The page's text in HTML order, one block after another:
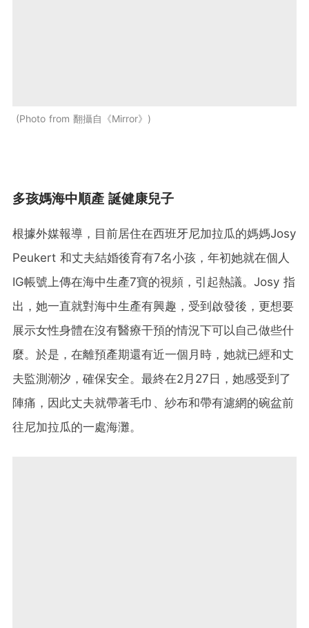
Photo from 翻攝自《Mirror》
多孩媽海中順產 誕健康兒子
根據外媒報導，目前居住在西班牙尼加拉瓜的媽媽Josy
Peukert 和丈夫結婚後育有7名小孩，年初她就在個人
IG帳號上傳在海中生產7寶的視頻，引起熱議。Josy 指
出，她一直就對海中生產有興趣，受到啟發後，更想要
展示女性身體在沒有醫療干預的情況下可以自己做些什
麼。於是，在離預產期還有近一個月時，她就已經和丈
夫監測潮汐，確保安全。最終在2月27日，她感受到了
陣痛，因此丈夫就帶著毛巾、紗布和帶有濾網的碗盆前
往尼加拉瓜的一處海灘。